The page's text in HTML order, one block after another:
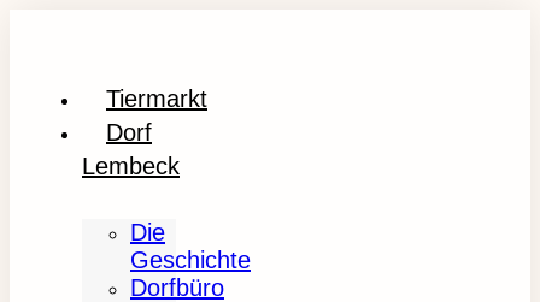
Tiermarkt
Dorf
Lembeck
Die
Geschichte
Dorfbüro